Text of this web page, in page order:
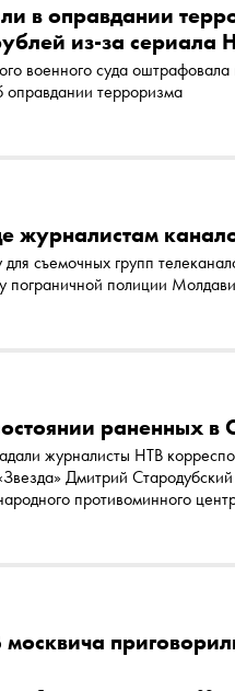
в оправдании
из-за сериала
военного суда оштрафовала
терроризма
журналистам
съемочных групп
пограничной полиции
раненных
журналисты НТВ
Дмитрий
противоминного